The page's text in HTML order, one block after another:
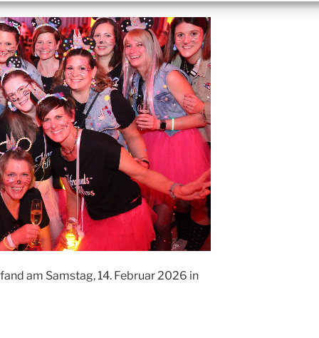
am Samstag, 14. Februar 2026 in